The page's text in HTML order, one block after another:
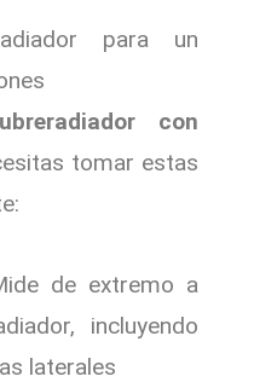
para un
con
tomar estas
de extremo a
incluyendo
laterales